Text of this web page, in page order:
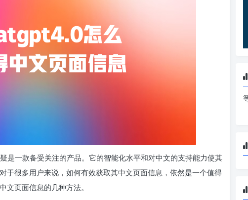
是一款备受关注的产品。它的智能化水平和对中文的支持能力使其
于很多用户来说，如何有效获取其中文页面信息，依然是一个值得
文页面信息的几种方法。